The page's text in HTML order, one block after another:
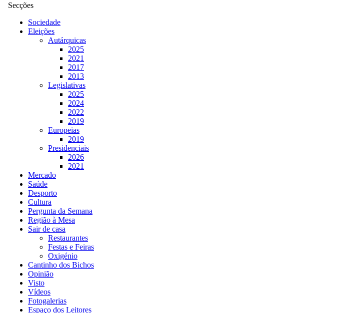
Secções
Sociedade
Eleições
Autárquicas
2025
2021
2017
2013
Legislativas
2025
2024
2022
2019
Europeias
2019
Presidenciais
2026
2021
Mercado
Saúde
Desporto
Cultura
Pergunta da Semana
Região à Mesa
Sair de casa
Restaurantes
Festas e Feiras
Oxigénio
Cantinho dos Bichos
Opinião
Visto
Vídeos
Fotogalerias
Espaço dos Leitores